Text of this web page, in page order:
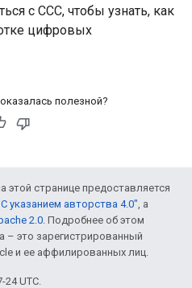
с CCC, чтобы узнать, как
цифровых
полезной?
этой странице предоставляется
указанием авторства 4.0", а
2.0. Подробнее об этом
– это зарегистрированный
и ее аффилированных лиц.
24 UTC.